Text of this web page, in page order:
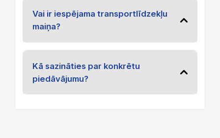
Vai ir iespējama transportlīdzekļu
maiņa?
Kā sazināties par konkrētu
piedāvājumu?